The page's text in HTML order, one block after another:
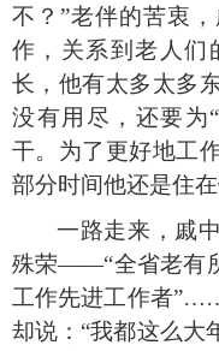
不？ ”老伴的苦衷
作，关系到老人们
长，他有太多太多
没有用尽，还要为“
干。为了更好地工
部分时间他还是住
一路走来，戚
殊荣——“全省老有
工作先进工作者”……
却说： “我都这么大